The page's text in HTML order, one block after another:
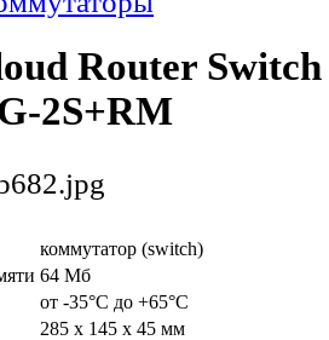
Router Switch
2S+RM
коммутатор (switch)
64 Mб
от -35°C до +65°C
285 x 145 x 45 мм